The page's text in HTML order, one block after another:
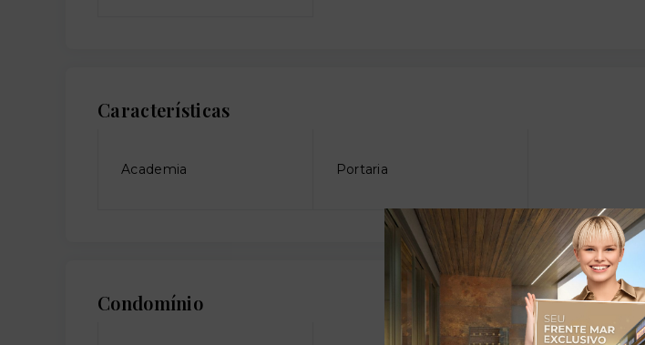
Características
Academia Portaria
Condomínio